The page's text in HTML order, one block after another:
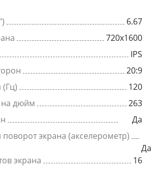
6.67
720x1600
IPS
20:9
(Гц)
120
на дюйм
263
Да
экрана (акселерометр)
Да
экрана
16